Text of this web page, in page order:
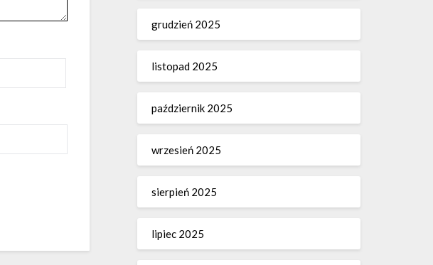
grudzień 2025
listopad 2025
październik 2025
wrzesień 2025
sierpień 2025
lipiec 2025